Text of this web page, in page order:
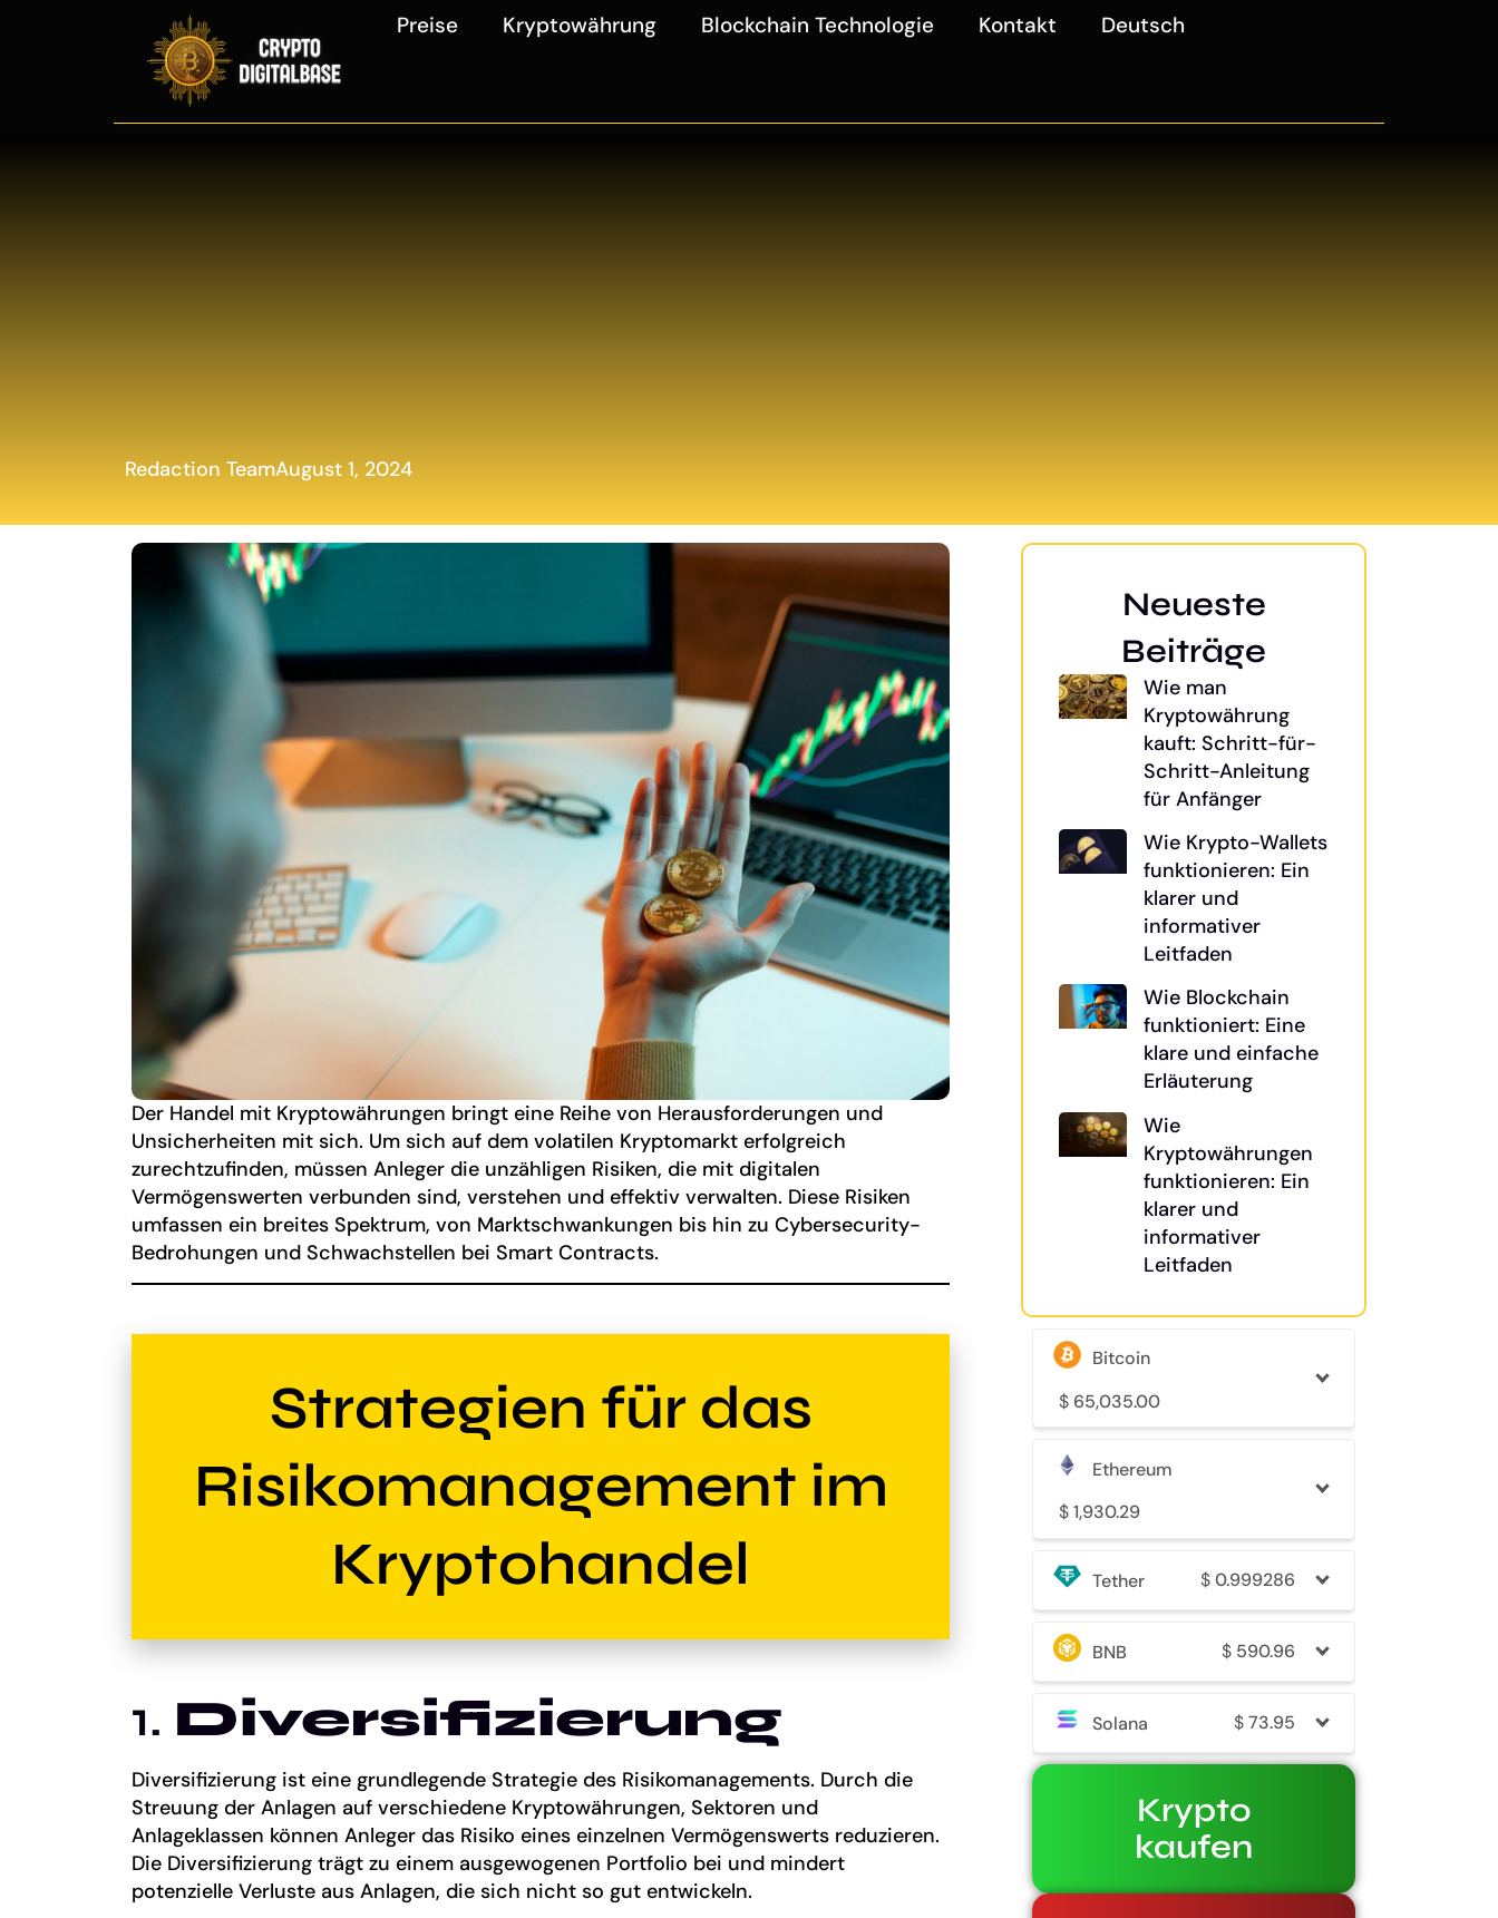
Preise Kryptowährung Blockchain Technologie Kontakt Deutsch
Redaction TeamAugust 1, 2024
Der Handel mit Kryptowährungen bringt eine Reihe von Herausforderungen und
Unsicherheiten mit sich. Um sich auf dem volatilen Kryptomarkt erfolgreich
zurechtzufinden, müssen Anleger die unzähligen Risiken, die mit digitalen
Vermögenswerten verbunden sind, verstehen und effektiv verwalten. Diese Risiken
umfassen ein breites Spektrum, von Marktschwankungen bis hin zu Cybersecurity-
Bedrohungen und Schwachstellen bei Smart Contracts.
Strategien für das
Risikomanagement im
Kryptohandel
1. Diversifizierung
Diversifizierung ist eine grundlegende Strategie des Risikomanagements. Durch die
Streuung der Anlagen auf verschiedene Kryptowährungen, Sektoren und
Anlageklassen können Anleger das Risiko eines einzelnen Vermögenswerts reduzieren.
Die Diversifizierung trägt zu einem ausgewogenen Portfolio bei und mindert
potenzielle Verluste aus Anlagen, die sich nicht so gut entwickeln.
Neueste
Beiträge
Wie man
Kryptowährung
kauft: Schritt-für-
Schritt-Anleitung
für Anfänger
Wie Krypto-Wallets
funktionieren: Ein
klarer und
informativer
Leitfaden
Wie Blockchain
funktioniert: Eine
klare und einfache
Erläuterung
Wie
Kryptowährungen
funktionieren: Ein
klarer und
informativer
Leitfaden
Bitcoin
$ 65,035.00
Ethereum
$ 1,930.29
Tether $ 0.999286
BNB $ 590.96
Solana $ 73.95
Krypto
kaufen